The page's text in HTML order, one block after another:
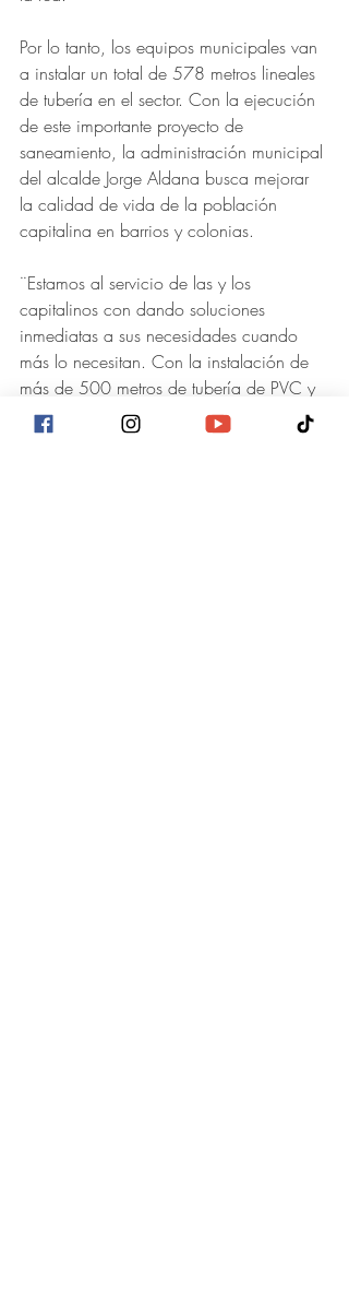
Por lo tanto, los equipos municipales van
a instalar un total de 578 metros lineales
de tubería en el sector. Con la ejecución
de este importante proyecto de
saneamiento, la administración municipal
del alcalde Jorge Aldana busca mejorar
la calidad de vida de la población
capitalina en barrios y colonias.
¨Estamos al servicio de las y los
capitalinos con dando soluciones
inmediatas a sus necesidades cuando
más lo necesitan. Con la instalación de
más de 500 metros de tubería de PVC y
colectores de alcantarillado, estamos
dignificando la vida de 40 familias en el